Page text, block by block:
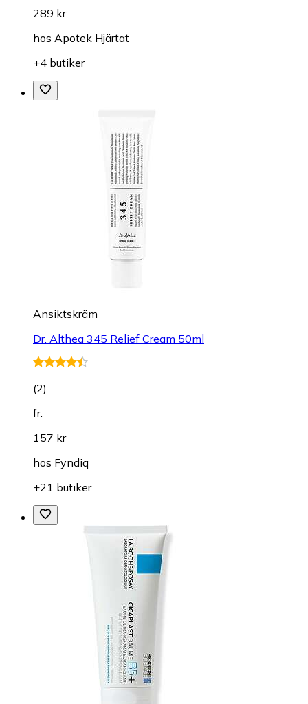
Rogaine Cutaneous Foam 50 mg/g 60g
Apotek Hjärtat
Ansiktskräm
Dr. Althea 345 Relief Cream 50ml